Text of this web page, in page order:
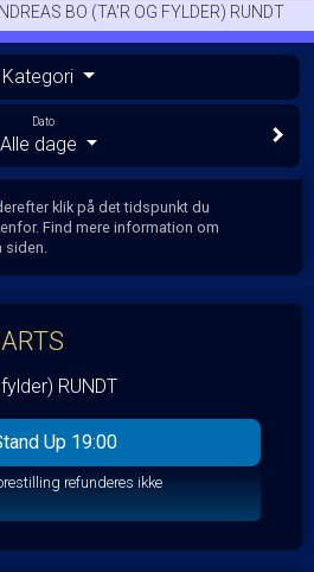
BO (TA’R OG FYLDER) RUNDT
Kategori
Dato
Alle dage
klik på det tidspunkt du
Find mere information om
RUNDT
Up 19:00
refunderes ikke